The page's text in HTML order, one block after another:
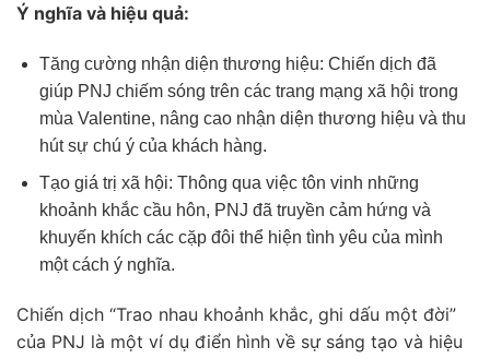
Ý nghĩa và hiệu quả:
Tăng cường nhận diện thương hiệu: Chiến dịch đã
giúp PNJ chiếm sóng trên các trang mạng xã hội trong
mùa Valentine, nâng cao nhận diện thương hiệu và thu
hút sự chú ý của khách hàng.
Tạo giá trị xã hội: Thông qua việc tôn vinh những
khoảnh khắc cầu hôn, PNJ đã truyền cảm hứng và
khuyến khích các cặp đôi thể hiện tình yêu của mình
một cách ý nghĩa.
Chiến dịch “Trao nhau khoảnh khắc, ghi dấu một đời”
của PNJ là một ví dụ điển hình về sự sáng tạo và hiệu